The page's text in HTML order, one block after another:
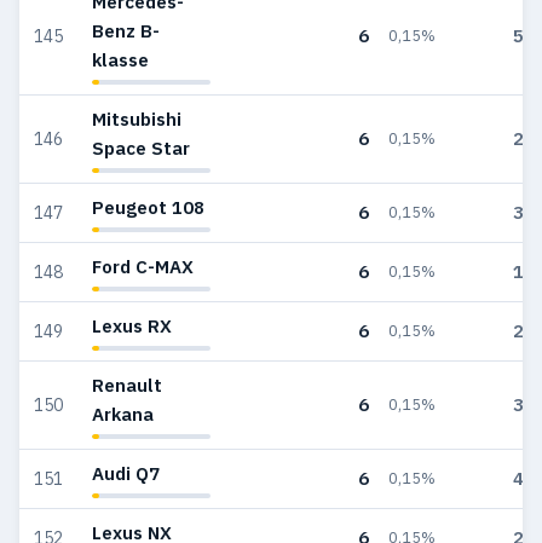
145
Benz B-
klasse
6 0,15% 57
146
Mitsubishi
Space Star
6 0,15% 20
147 Peugeot 108 6 0,15% 31
148 Ford C-MAX 6 0,15% 18
149 Lexus RX 6 0,15% 25
150
Renault
Arkana
6 0,15% 38
151 Audi Q7 6 0,15% 48
152 Lexus NX 6 0,15% 28